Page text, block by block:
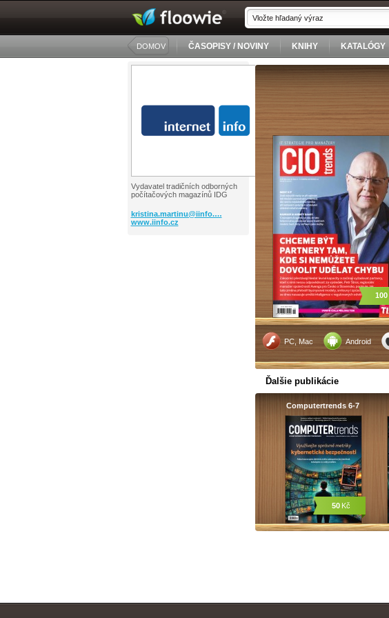
DOMOV ČASOPISY / NOVINY KNIHY KATALÓGY
Vydavatel tradičních odborných
počítačových magazínů IDG
kristina.martinu@iinfo.…
www.iinfo.cz
PC, Mac Android
100
Ďalšie publikácie
Computertrends 6-7
50 Kč